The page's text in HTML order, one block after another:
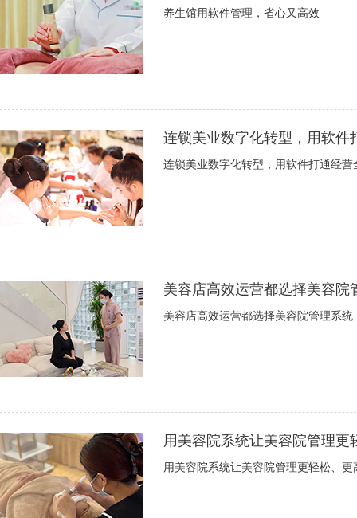
养生馆用软件管理，省心又高效
连锁美业数字化转型，用软件
连锁美业数字化转型，用软件打通经营
美容店高效运营都选择美容院
美容店高效运营都选择美容院管理系统
用美容院系统让美容院管理更
用美容院系统让美容院管理更轻松、更